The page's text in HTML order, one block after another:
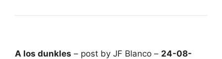
A los dunkles – post by JF Blanco – 24-08-